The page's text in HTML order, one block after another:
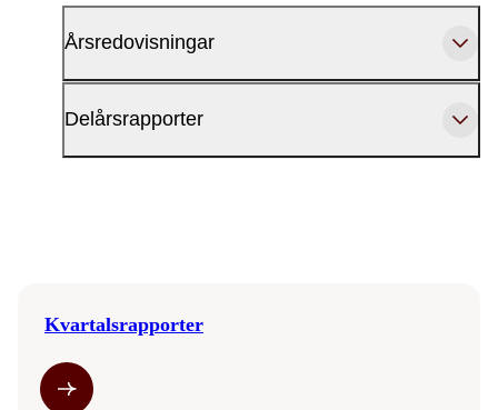
Årsredovisningar
Delårsrapporter
Kvartalsrapporter